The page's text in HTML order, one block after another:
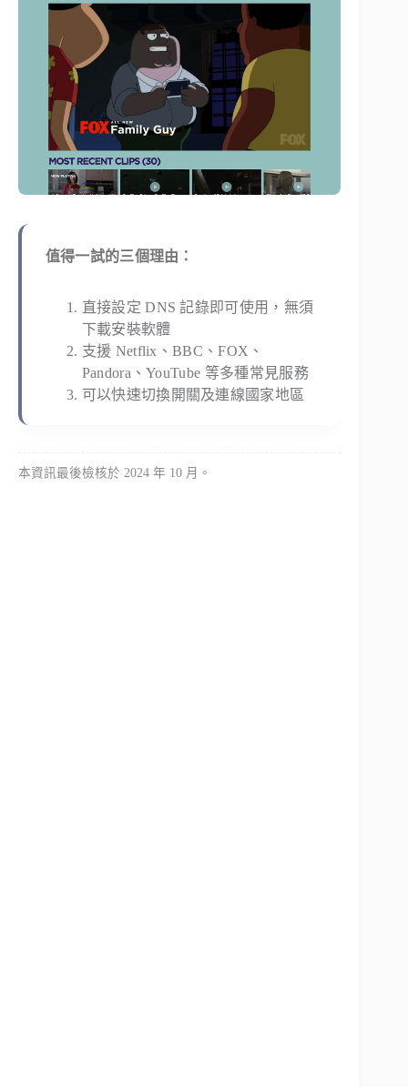
值得一試的三個理由：
直接設定 DNS 記錄即可使用，無須
下載安裝軟體
支援 Netflix、BBC、FOX、
Pandora、YouTube 等多種常見服務
可以快速切換開關及連線國家地區
本資訊最後檢核於 2024 年 10 月。